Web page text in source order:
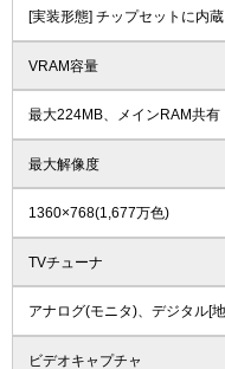
[実装形態] チップセットに内蔵
VRAM容量
最大224MB、メインRAM共有
最大解像度
1360×768(1,677万色)
TVチューナ
アナログ(モニタ)、デジタル[
ビデオキャプチャ